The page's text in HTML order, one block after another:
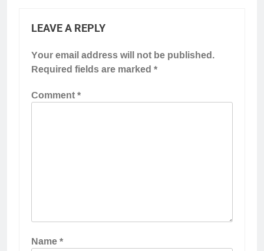
LEAVE A REPLY
Your email address will not be published.
Required fields are marked*
Comment*
Name*